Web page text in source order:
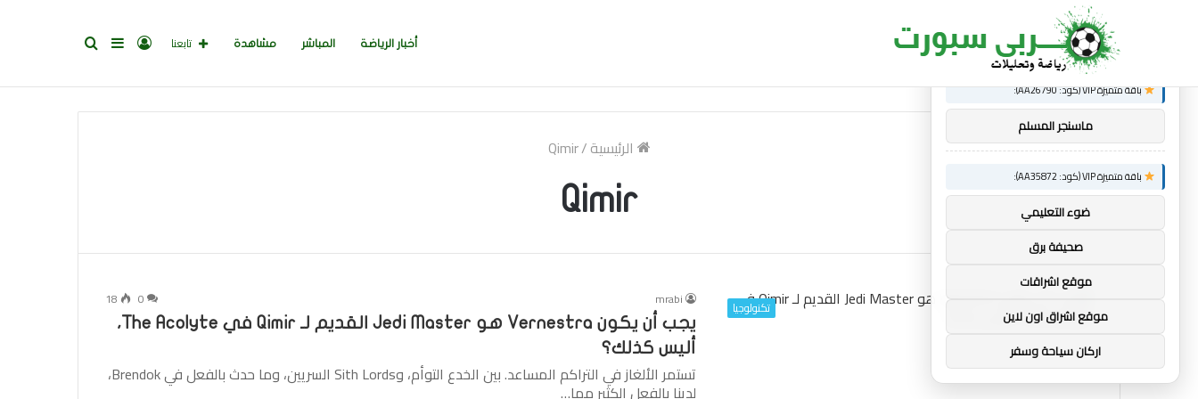
أخبار الرياضة المباشر مشاهدة بحثإضافةتسجيل
تابعنا
الجديد
ساندرو تونالي: أقنعه مدرب توتنهام روبرتو دي زيربي بسرعة بالتوقيع
الرئيسية/
Qimir
Qimir
تكنولوجيا mrabi
0
18
يجب أن يكون Vernestra هو Jedi Master القديم لـ Qimir في The Acolyte،
أليس كذلك؟
تستمر الألغاز في التراكم المساعد. بين الخدع التوأم، وSith Lords السريين، وما حدث بالفعل في Brendok،
لدينا بالفعل الكثير مما…
توصيات : ×
باقة متميزة VIP (كود: AA26790):
ماسنجر المسلم
باقة متميزة VIP (كود: AA35872):
ضوء التعليمي
صحيفة برق
موقع اشراقات
موقع اشراق اون لاين
اركان سياحة وسفر